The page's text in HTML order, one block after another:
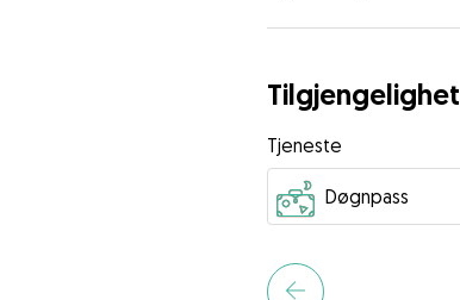
Tilgjengelighet
Tjeneste